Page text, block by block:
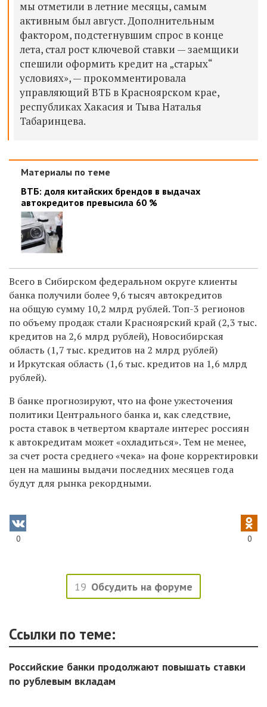
мы отметили в летние месяцы, самым
активным был август. Дополнительным
фактором, подстегнувшим спрос в конце
лета, стал рост ключевой ставки — заемщики
спешили оформить кредит на „старых“
условиях», — прокомментировала
управляющий ВТБ в Красноярском крае,
республиках Хакасия и Тыва Наталья
Табаринцева.
Материалы по теме
ВТБ: доля китайских брендов в выдачах
автокредитов превысила 60 %
Всего в Сибирском федеральном округе клиенты
банка получили более 9,6 тысяч автокредитов
на общую сумму 10,2 млрд рублей. Топ-3 регионов
по объему продаж стали Красноярский край (2,3 тыс.
кредитов на 2,6 млрд рублей), Новосибирская
область (1,7 тыс. кредитов на 2 млрд рублей)
и Иркутская область (1,6 тыс. кредитов на 1,6 млрд
рублей).
В банке прогнозируют, что на фоне ужесточения
политики Центрального банка и, как следствие,
роста ставок в четвертом квартале интерес россиян
к автокредитам может «охладиться». Тем не менее,
за счет роста среднего «чека» на фоне корректировки
цен на машины выдачи последних месяцев года
будут для рынка рекордными.
0 0
19 Обсудить на форуме
Ссылки по теме:
Российские банки продолжают повышать ставки
по рублевым вкладам